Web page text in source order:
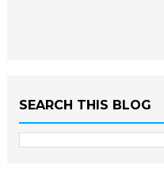
SEARCH THIS BLOG